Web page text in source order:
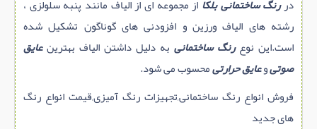
متفرقه
دررنگ ساختمانی بلکا از مجموعه ای از الیاف مانند پنبه سلولزی ،
رشته های الیاف ورزین و افزودنی های گوناگون تشکیل شده
است.این نوعرنگ ساختمانی به دلیل داشتن الیاف بهترینعایق
صوتیوعایق حرارتیمحسوب می شود.
فروش انواع رنگ ساختمانی,تجهیزات رنگ آمیزی,قیمت انواع رنگ
های جدید